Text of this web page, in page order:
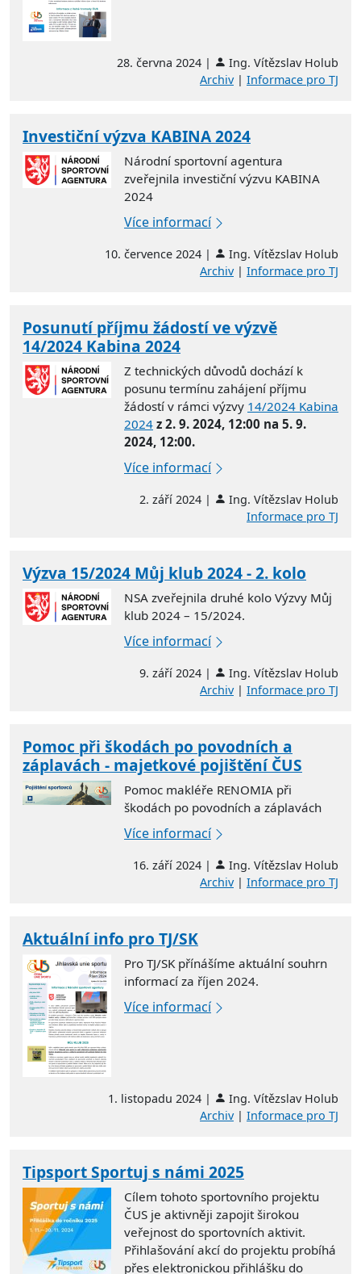
28. června 2024 |
Ing. Vítězslav Holub
Archiv| Informace pro TJ
Investiční výzva KABINA 2024
Národní sportovní agentura
zveřejnila investiční výzvu KABINA
2024
Více informací
10. července 2024 |
Ing. Vítězslav Holub
Archiv| Informace pro TJ
Posunutí příjmu žádostí ve výzvě
14/2024 Kabina 2024
Z technických důvodů dochází k
posunu termínu zahájení příjmu
žádostí v rámci výzvy 14/2024 Kabina
2024 z 2. 9. 2024, 12:00 na 5. 9.
2024, 12:00.
Více informací
2. září 2024 |
Ing. Vítězslav Holub
Informace pro TJ
Výzva 15/2024 Můj klub 2024 - 2. kolo
NSA zveřejnila druhé kolo Výzvy Můj
klub 2024 – 15/2024.
Více informací
9. září 2024 |
Ing. Vítězslav Holub
Archiv| Informace pro TJ
Pomoc při škodách po povodních a
záplavách - majetkové pojištění ČUS
Pomoc makléře RENOMIA při
škodách po povodních a záplavách
Více informací
16. září 2024 |
Ing. Vítězslav Holub
Archiv| Informace pro TJ
Aktuální info pro TJ/SK
Pro TJ/SK přínášíme aktuální souhrn
informací za říjen 2024.
Více informací
1. listopadu 2024 |
Ing. Vítězslav Holub
Archiv| Informace pro TJ
Tipsport Sportuj s námi 2025
Cílem tohoto sportovního projektu
ČUS je aktivněji zapojit širokou
veřejnost do sportovních aktivit.
Přihlašování akcí do projektu probíhá
přes elektronickou přihlášku do